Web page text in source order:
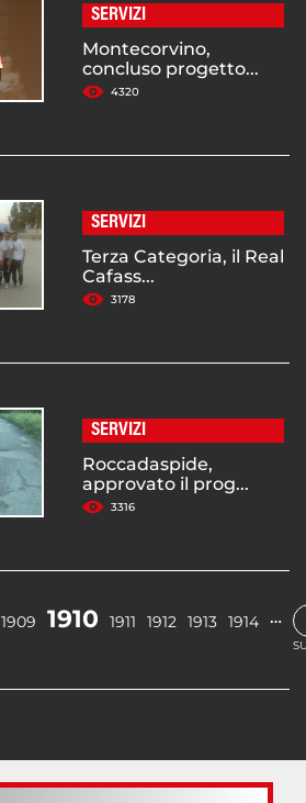
SERVIZI
Montecorvino,
concluso progetto...
4320
SERVIZI
Terza Categoria, il Real
Cafass...
3178
SERVIZI
Roccadaspide,
approvato il prog...
3316
1909 1910 1911 1912 1913 1914 …